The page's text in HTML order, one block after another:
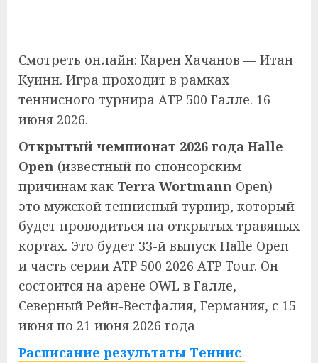
Смотреть онлайн: Карен Хачанов — Итан
Куинн. Игра проходит в рамках
теннисного турнира ATP 500 Галле. 16
июня 2026.
Открытый чемпионат 2026 года Halle
Open (известный по спонсорским
причинам как Terra Wortmann Open) —
это мужской теннисный турнир, который
будет проводиться на открытых травяных
кортах. Это будет 33-й выпуск Halle Open
и часть серии ATP 500 2026 ATP Tour. Он
состоится на арене OWL в Галле,
Северный Рейн-Вестфалия, Германия, с 15
июня по 21 июня 2026 года
Расписание результаты Теннис